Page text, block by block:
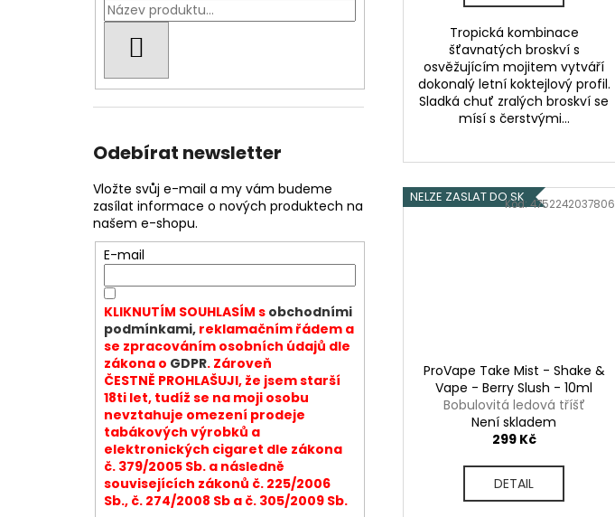
Odebírat newsletter
Vložte svůj e-mail a my vám budeme
zasílat informace o nových produktech na
našem e-shopu.
E-mail
KLIKNUTÍM SOUHLASÍM s obchodními
podmínkami,reklamačním řádem a
se zpracováním osobních údajů dle
zákona o GDPR. Zároveň
ČESTNĚ PROHLAŠUJI, že jsem starší
18ti let, tudíž se na moji osobu
nevztahuje omezení prodeje
tabákových výrobků a
elektronických cigaret dle zákona
č. 379/2005 Sb. a následně
souvisejících zákonů č. 225/2006
Sb., č. 274/2008 Sb a č. 305/2009 Sb.
Tropická kombinace
šťavnatých broskví s
osvěžujícím mojitem vytváří
dokonalý letní koktejlový profil.
Sladká chuť zralých broskví se
mísí s čerstvými...
NELZE ZASLAT DO SK
ProVape Take Mist - Shake &
Vape - Berry Slush - 10ml
Bobulovitá ledová tříšť
Není skladem
299 Kč
DETAIL
Kód:4752242037806